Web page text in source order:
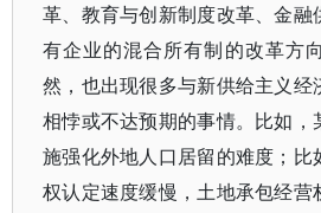
革、教育与创新制度改革、金融
有企业的混合所有制的改革方
然，也出现很多与新供给主义经
相悖或不达预期的事情。比如，
施强化外地人口居留的难度；比
权认定速度缓慢，土地承包经营